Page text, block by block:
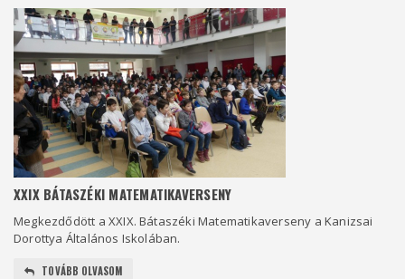
XXIX BÁTASZÉKI MATEMATIKAVERSENY
Megkezdődött a XXIX. Bátaszéki Matematikaverseny a Kanizsai
Dorottya Általános Iskolában.
TOVÁBB OLVASOM